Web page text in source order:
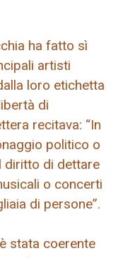
ha fatto sì
artisti
loro etichetta
di
recitava: “In
politico o
diritto di dettare
o concerti
di persone”.
stata coerente